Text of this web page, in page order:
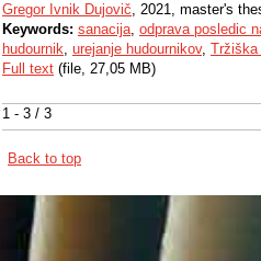
1 - 3 / 3
Gregor Ivnik Dujovič, 2021, master's
Keywords: sanacija, odprava posledic
hudournik, urejanje hudournikov,
Full text (file, 27,05 MB)
Back to top